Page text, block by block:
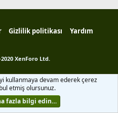
Gizlilik politikası
Yardım
XenForo Ltd.
kullanmaya devam ederek çerez
etmiş olursunuz.
fazla bilgi edin…